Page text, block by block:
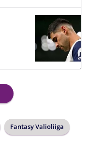
Fantasy Valioliiga